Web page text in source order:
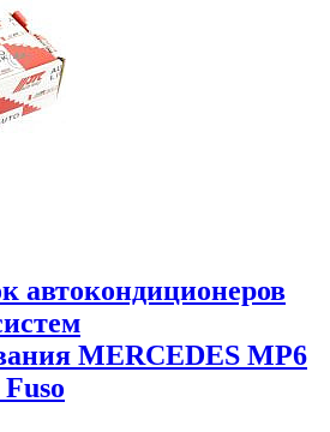
автокондиционеров
MERCEDES MP6